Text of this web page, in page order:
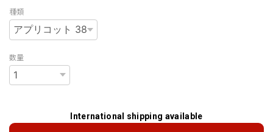
種類
数量
International shipping available